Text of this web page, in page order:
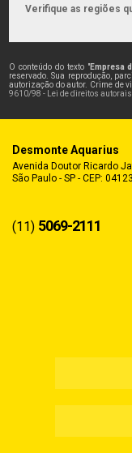
Verifique as regiões
O conteúdo do texto "Empresa
reservado. Sua reprodução,
autorização do autor. Crime de
9610/98 - Lei de direitos autorais
Desmonte Aquarius
Avenida Doutor Ricardo
São Paulo - SP - CEP:
(11) 5069-2111